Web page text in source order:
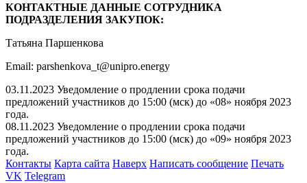
КОНТАКТНЫЕ ДАННЫЕ СОТРУДНИКА
ПОДРАЗДЕЛЕНИЯ ЗАКУПОК:
Татьяна Паршенкова
Email: parshenkova_t@unipro.energy
03.11.2023 Уведомление о продлении срока подачи
предложений участников до 15:00 (мск) до «08» ноября 2023
года.
08.11.2023 Уведомление о продлении срока подачи
предложений участников до 15:00 (мск) до «09» ноября 2023
года.
Контакты Карта сайта Наверх Написать сообщение Печать
VK Telegram